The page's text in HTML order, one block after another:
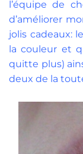
l’équipe de
d’améliorer
jolis cadeaux:
la couleur et
quitte plus)
deux de la